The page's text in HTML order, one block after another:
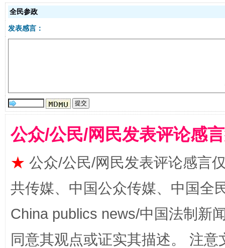
国家大学科技园优化重塑工作
全民参政
发表感言：
公众/公民/网民发表评论感
★ 公众/公民/网民发表评论感言
共传媒、中国公众传媒、中国全
China publics news/中国法制新
同意其观点或证实其描述。 注